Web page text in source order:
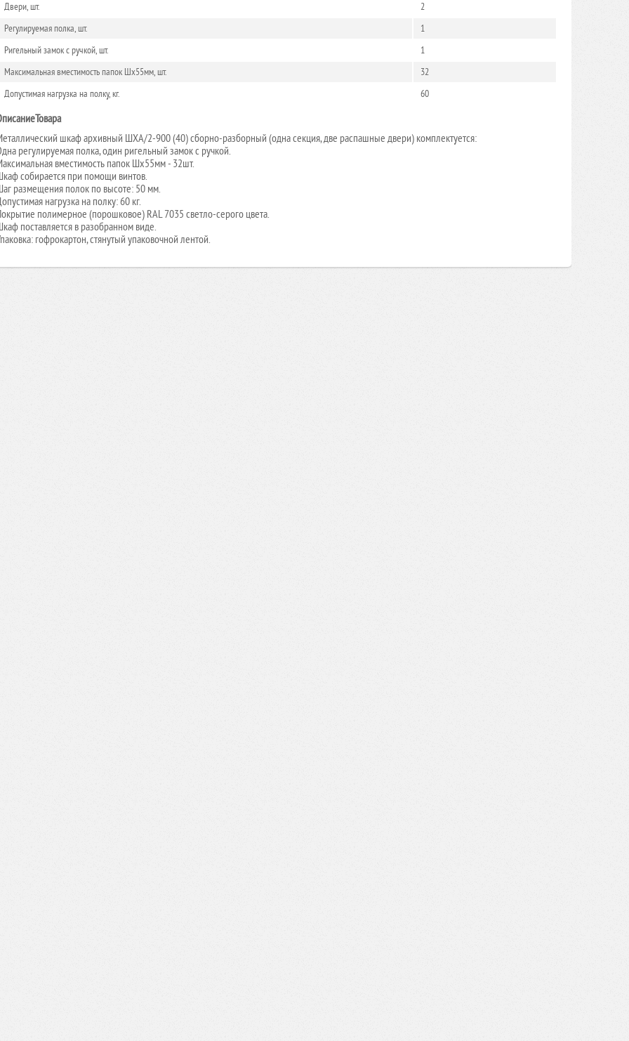
Двери, шт. 2
Регулируемая полка, шт. 1
Ригельный замок с ручкой, шт. 1
Максимальная вместимость папок Шх55мм, шт. 32
Допустимая нагрузка на полку, кг. 60
Товара
шкаф архивный ШХА/2-900 (40) сборно-разборный (одна секция, две распашные двери) комплектуется:
регулируемая полка, один ригельный замок с ручкой.
вместимость папок Шх55мм - 32шт.
собирается при помощи винтов.
размещения полок по высоте: 50 мм.
нагрузка на полку: 60 кг.
полимерное (порошковое) RAL 7035 светло-серого цвета.
поставляется в разобранном виде.
гофрокартон, стянутый упаковочной лентой.